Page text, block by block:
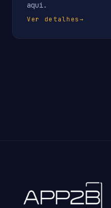
aqui.
Ver detalhes→